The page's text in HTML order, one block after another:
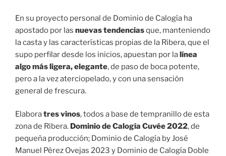
En su proyecto personal de Dominio de Calogía ha
apostado por las nuevas tendenciasque, manteniendo
la casta y las características propias de la Ribera, que el
supo perfilar desde los inicios, apuestan por lalínea
algo más ligera, elegante, de paso de boca potente,
pero a la vez aterciopelado, y con una sensación
general de frescura.
Elaboratres vinos, todos a base de tempranillo de esta
zona de Ribera. Dominio de Calogía Cuvée 2022, de
pequeña producción; Dominio de Calogía by José
Manuel Pérez Ovejas 2023 y Dominio de Calogía Doble